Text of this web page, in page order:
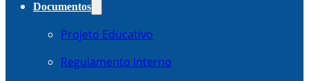
Documentos
Projeto Educativo
Regulamento Interno